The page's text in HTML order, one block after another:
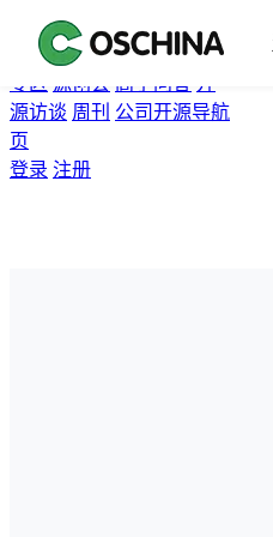
首页 开源软件
翻译 资讯 Gitee 众包 活动
专区 源创会 高手问答 开
源访谈 周刊 公司开源导航
页
登录 注册